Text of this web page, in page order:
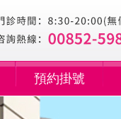
預約掛號